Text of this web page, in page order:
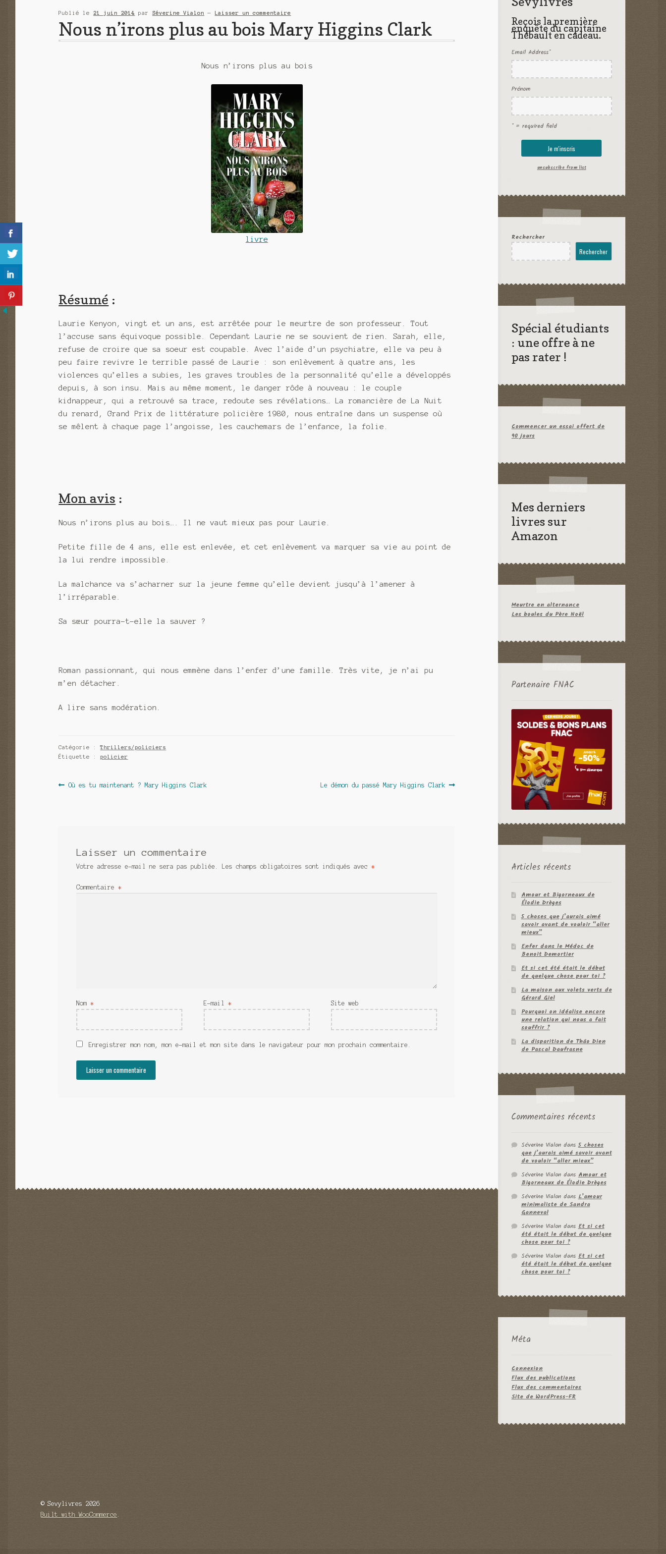
Publié le21 juin 2014 parSéverine Vialon — Laisser un commentaire
Nous n’irons plus au bois Mary Higgins Clark
Nous n’irons plus au bois
livre
Résumé :
Laurie Kenyon, vingt et un ans, est arrêtée pour le meurtre de son professeur. Tout
l’accuse sans équivoque possible. Cependant Laurie ne se souvient de rien. Sarah, elle,
refuse de croire que sa soeur est coupable. Avec l’aide d’un psychiatre, elle va peu à
peu faire revivre le terrible passé de Laurie : son enlèvement à quatre ans, les
violences qu’elles a subies, les graves troubles de la personnalité qu’elle a développés
depuis, à son insu. Mais au même moment, le danger rôde à nouveau : le couple
kidnappeur, qui a retrouvé sa trace, redoute ses révélations… La romancière de La Nuit
du renard, Grand Prix de littérature policière 1980, nous entraîne dans un suspense où
se mêlent à chaque page l’angoisse, les cauchemars de l’enfance, la folie.
Mon avis :
Nous n’irons plus au bois…. Il ne vaut mieux pas pour Laurie.
Petite fille de 4 ans, elle est enlevée, et cet enlèvement va marquer sa vie au point de
la lui rendre impossible.
La malchance va s’acharner sur la jeune femme qu’elle devient jusqu’à l’amener à
l’irréparable.
Sa sœur pourra-t-elle la sauver ?
Roman passionnant, qui nous emmène dans l’enfer d’une famille. Très vite, je n’ai pu
m’en détacher.
A lire sans modération.
Catégorie :Thrillers/policiers
Étiquette :policier
Navigation
Article
Où es tu maintenant ? Mary Higgins Clark
Article
Le démon du passé Mary Higgins Clark
Laisser un commentaire
Votre adresse e-mail ne sera pas publiée. Les champs obligatoires sont indiqués avec*
Commentaire*
Nom* E-mail* Site web
Enregistrer mon nom, mon e-mail et mon site dans le navigateur pour mon prochain commentaire.
Reçois la première
enquête du capitaine
Thébault en cadeau.
Email Address*
Prénom
* = required field
unsubscribe from list
Rechercher
Rechercher
Spécial étudiants
: une offre à ne
pas rater !
Commencer un essai offert de
90 jours
Mes derniers
livres sur
Amazon
Meurtre en alternance
Les boules du Père Noël
Partenaire FNAC
Articles récents
Amour et Bigorneaux de
Élodie Drèges
5 choses que j’aurais aimé
savoir avant de vouloir “aller
mieux”
Enfer dans le Médoc de
Benoit Demortier
Et si cet été était le début
de quelque chose pour toi ?
La maison aux volets verts de
Gérard Giel
Pourquoi on idéalise encore
une relation qui nous a fait
souffrir ?
La disparition de Thâo Dien
de Pascal Daufrasne
Commentaires récents
Séverine Vialondans5 choses
que j’aurais aimé savoir avant
de vouloir “aller mieux”
Séverine VialondansAmour et
Bigorneaux de Élodie Drèges
Séverine VialondansL’amour
minimaliste de Sandra
Ganneval
Séverine VialondansEt si cet
été était le début de quelque
chose pour toi ?
Séverine VialondansEt si cet
été était le début de quelque
chose pour toi ?
Méta
Connexion
Flux des publications
Flux des commentaires
Site de WordPress-FR
© Sevylivres 2026
Built with WooCommerce